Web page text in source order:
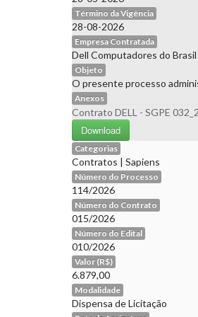
Término da Vigência
28-08-2026
Empresa Contratada
Dell Computadores do
Objeto
O presente processo
Anexos
Contrato DELL - SGPE
Download
Categorias
Contratos | Sapiens
Número do Processo
114/2026
Número do Contrato
015/2026
Número do Edital
010/2026
Valor (R$)
6.879,00
Modalidade
Dispensa de Licitação